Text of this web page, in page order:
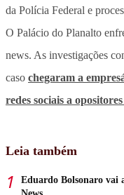
da Polícia Federal e
O Palácio do Planalto
news. As investigações
caso chegaram a
redes sociais a
Leia também
Eduardo Bolsonaro vai